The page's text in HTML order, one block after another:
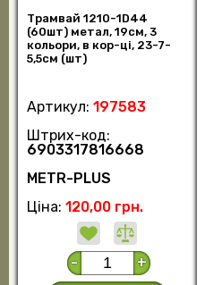
Трамвай 1210-1D44
(60шт) метал, 19см, 3
кольори, в кор-ці, 23-7-
5,5см (шт)
Артикул: 197583
Штрих-код:
6903317816668
METR-PLUS
Ціна: 120,00 грн.
- +